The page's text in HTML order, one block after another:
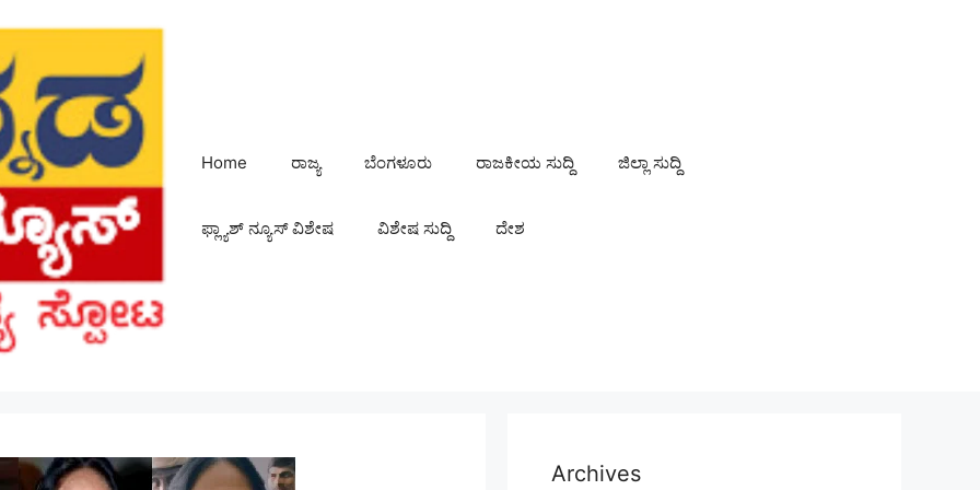
Home ರಾಜ್ಯ ಬೆಂಗಳೂರು ರಾಜಕೀಯ ಸುದ್ದಿ ಜಿಲ್ಲಾ ಸುದ್ದಿ
ಫ್ಲ್ಯಾಶ್ ನ್ಯೂಸ್ ವಿಶೇಷ ವಿಶೇಷ ಸುದ್ದಿ ದೇಶ
Archives